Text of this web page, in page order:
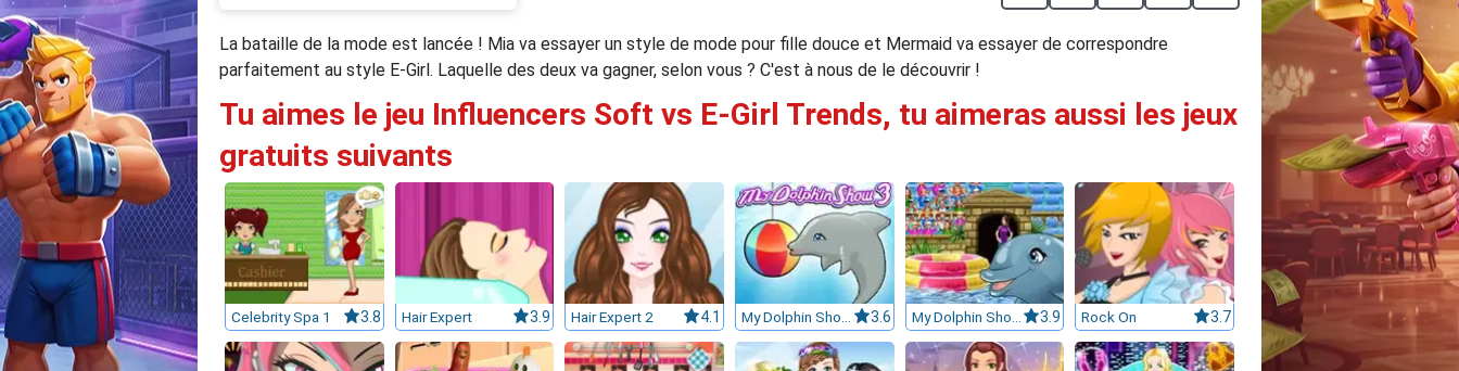
La bataille de la mode est lancée ! Mia va essayer un style de mode pour fille douce et Mermaid va essayer de correspondre
parfaitement au style E-Girl. Laquelle des deux va gagner, selon vous ? C'est à nous de le découvrir !
Tu aimes le jeu Influencers Soft vs E-Girl Trends, tu aimeras aussi les jeux
gratuits suivants
Celebrity Spa 1 3.8 Hair Expert 3.9 Hair Expert 2 4.1 My Dolphin Show 3 3.6 My Dolphin Show 6 3.9 Rock On 3.7